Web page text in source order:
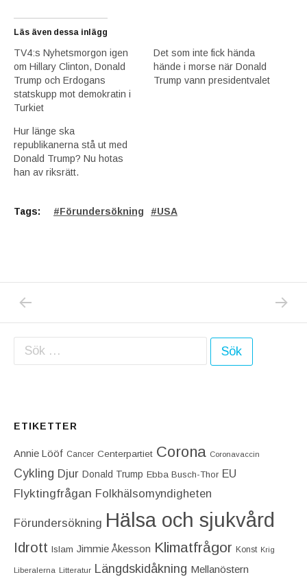
Läs även dessa inlägg
TV4:s Nyhetsmorgon igen
om Hillary Clinton, Donald
Trump och Erdogans
statskupp mot demokratin i
Turkiet
Det som inte fick hända
hände i morse när Donald
Trump vann presidentvalet
Hur länge ska
republikanerna stå ut med
Donald Trump? Nu hotas
han av riksrätt.
Tags: Förundersökning USA
Inläggsnavigering
PREVIOUS POST: VAR FÖRSIKTIGA MED
NEXT
Sök efter:
ETIKETTER
Annie Lööf Cancer Centerpartiet‎ Corona Coronavaccin
Cykling Djur Donald Trump Ebba Busch-Thor EU
Flyktingfrågan Folkhälsomyndigheten
Förundersökning Hälsa och sjukvård
Idrott Islam Jimmie Åkesson Klimatfrågor Konst Krig
Liberalerna Litteratur Längdskidåkning Mellanöstern